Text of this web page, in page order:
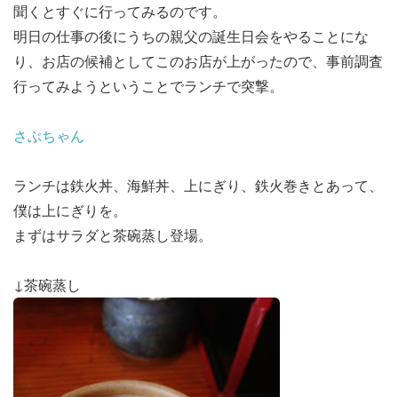
o
n
聞くとすぐに行ってみるのです。
明日の仕事の後にうちの親父の誕生日会をやることにな
り、お店の候補としてこのお店が上がったので、事前調査
行ってみようということでランチで突撃。
さぶちゃん
ランチは鉄火丼、海鮮丼、上にぎり、鉄火巻きとあって、
僕は上にぎりを。
まずはサラダと茶碗蒸し登場。
↓茶碗蒸し